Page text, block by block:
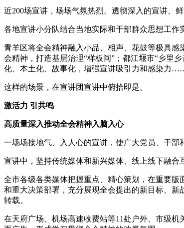
近200场宣讲，场场气氛热烈。透彻深入的宣讲、
各地宣讲小分队结合当地实际和干部群众思想工作
青羊区将全会精神融入小品、相声、花鼓等极具
会精神，打造基层治理“样板间”；都江堰市“乡里
化、本土化、故事化，增强宣讲吸引力和感染力
这样的场景，在宣讲团宣讲中俯拾即是。
激活力 引共鸣
高质量深入推动全会精神入脑入心
一场场接地气、入人心的宣讲，使广大党员、干部
宣讲中，坚持传统媒体和新兴媒体、线上线下融合
全市各级各类媒体把握重点、精心策划，在重要
和重大决策部署，充分展现全会提出的新目标、
转载。
在天府广场、机场高速收费站等11处户外、市级机